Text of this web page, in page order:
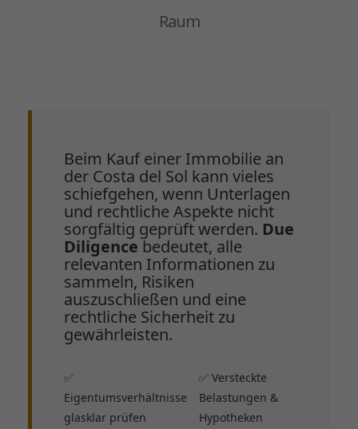
Raum
Beim Kauf einer Immobilie an
der Costa del Sol kann vieles
schiefgehen, wenn Unterlagen
und rechtliche Aspekte nicht
sorgfältig geprüft werden. Due
Diligence bedeutet, alle
relevanten Informationen zu
sammeln, Risiken
auszuschließen und eine
rechtliche Sicherheit zu
gewährleisten.
✅
Eigentumsverhältnisse
glasklar prüfen
✅ Versteckte
Belastungen &
Hypotheken